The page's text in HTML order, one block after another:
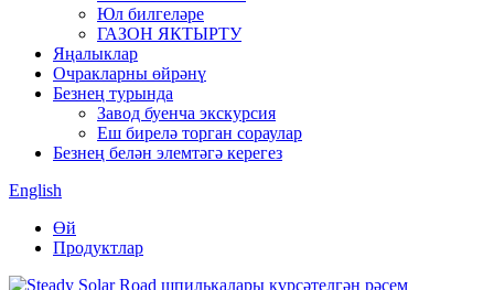
Юл билгеләре
ГАЗОН ЯКТЫРТУ
Яңалыклар
Очракларны өйрәнү
Безнең турында
Завод буенча экскурсия
Еш бирелә торган сораулар
Безнең белән элемтәгә керегез
English
Өй
Продуктлар